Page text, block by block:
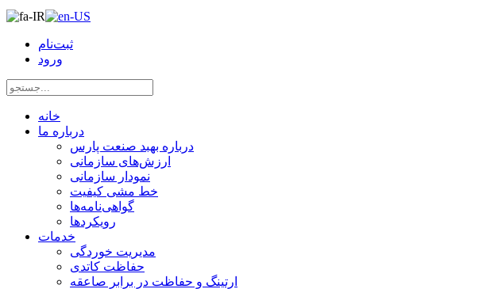
ثبت‌نام
ورود
خانه
درباره ما
درباره بهبد صنعت پارس
ارزش‌های سازمانی
نمودار سازمانی
خط مشی کیفیت
گواهی‌نامه‌ها
رویکردها
خدمات
مدیریت خوردگی
حفاظت کاتدی
ارتینگ و حفاظت در برابر صاعقه